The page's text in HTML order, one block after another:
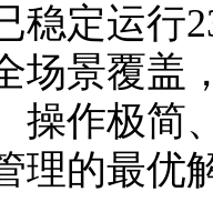
稳定运行
场景覆盖
操作极简
理的最优